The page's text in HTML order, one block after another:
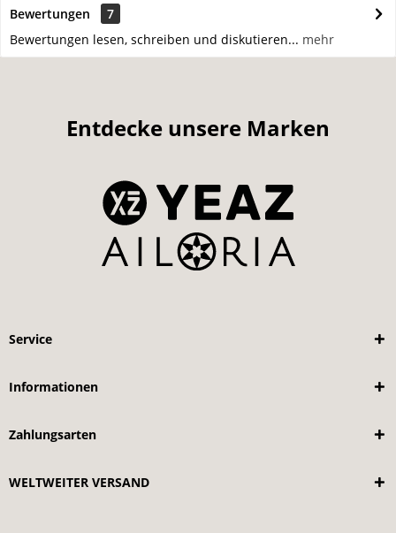
Bewertungen
7
Bewertungen lesen, schreiben und diskutieren... mehr
Entdecke unsere Marken
Service
Informationen
Zahlungsarten
WELTWEITER VERSAND